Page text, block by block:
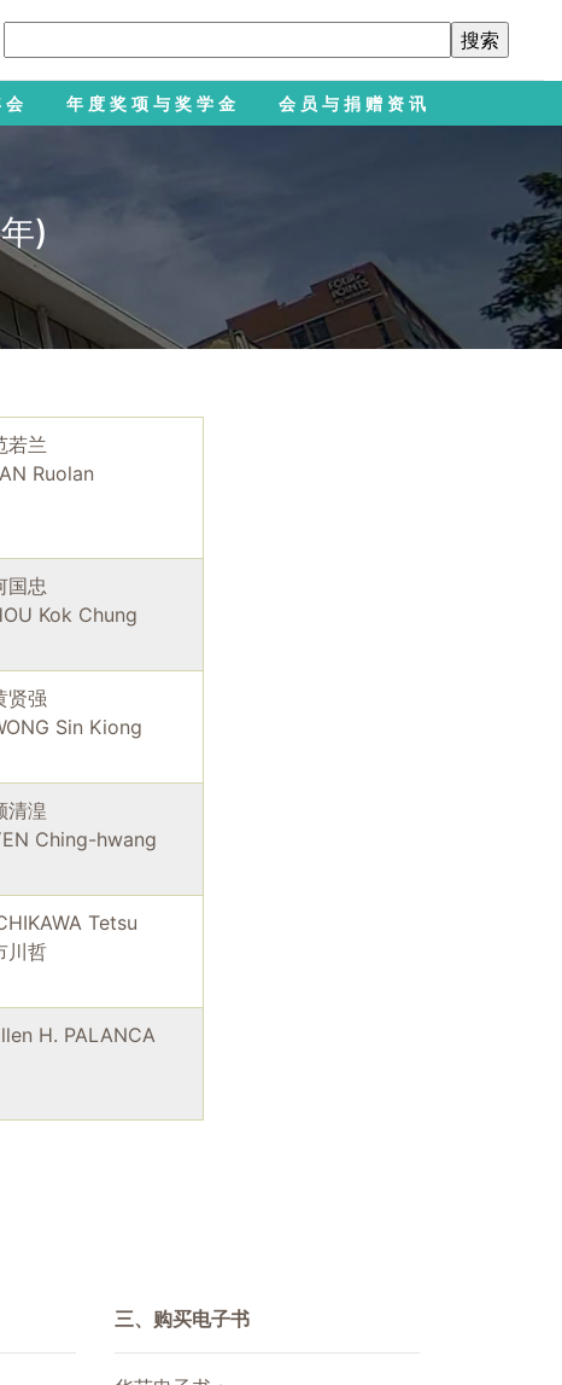
年度奖项与奖学金 会员与捐赠资讯
)
若兰
Ruolan
国忠
Kok Chung
贤强
Sin Kiong
清湟
Ching-hwang
Tetsu
川哲
H. PALANCA
三、购买电子书